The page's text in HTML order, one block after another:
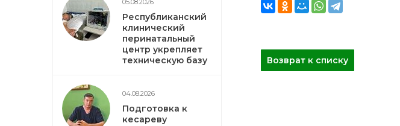
05.08.2026
Республиканский
клинический
перинатальный
центр укрепляет
техническую базу
04.08.2026
Подготовка к
кесареву
Возврат к списку